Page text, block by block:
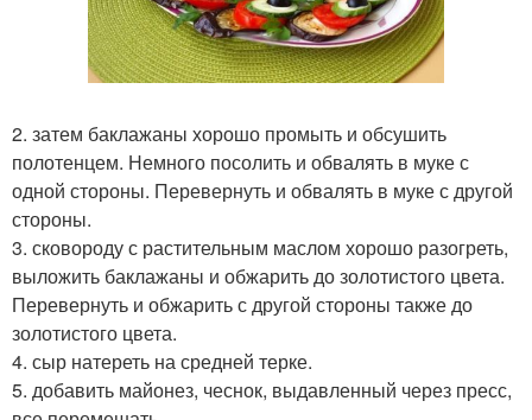
2. затем баклажаны хорошо промыть и обсушить
полотенцем. Немного посолить и обвалять в муке с
одной стороны. Перевернуть и обвалять в муке с другой
стороны.
3. сковороду с растительным маслом хорошо разогреть,
выложить баклажаны и обжарить до золотистого цвета.
Перевернуть и обжарить с другой стороны также до
золотистого цвета.
4. сыр натереть на средней терке.
5. добавить майонез, чеснок, выдавленный через пресс,